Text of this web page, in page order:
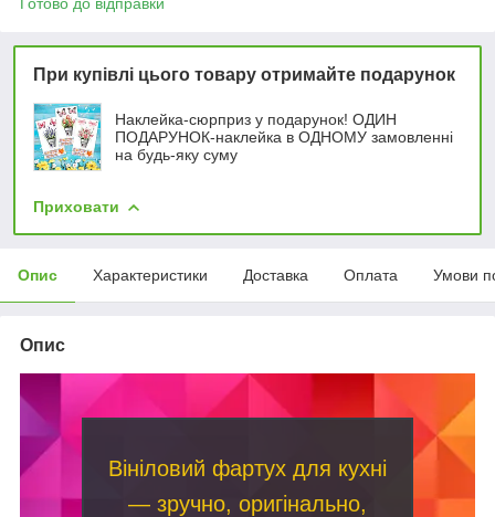
При купівлі цього товару отримайте подарунок
Наклейка-сюрприз у подарунок! ОДИН
ПОДАРУНОК-наклейка в ОДНОМУ замовленні
на будь-яку суму
Приховати
Опис Характеристики Доставка Оплата Умови
Опис
Вініловий фартух для кухні
— зручно, оригінально,